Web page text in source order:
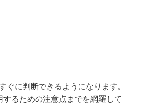
に判断できるようになります。
るための注意点までを網羅して